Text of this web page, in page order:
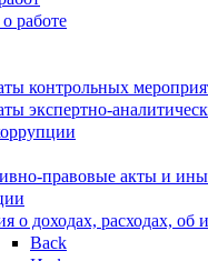
работе
контрольных
экспертно-
правовые акты и
о доходах, расходах, об
Back